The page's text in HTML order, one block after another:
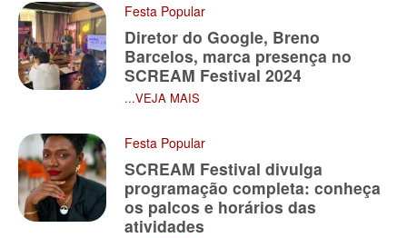
Festa Popular
Diretor do Google, Breno
Barcelos, marca presença no
SCREAM Festival 2024
...VEJA MAIS
Festa Popular
SCREAM Festival divulga
programação completa: conheça
os palcos e horários das
atividades